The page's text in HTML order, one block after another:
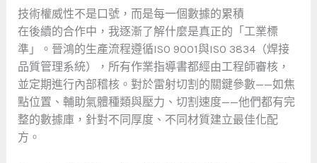
技術權威性不是口號，而是每一個數據的累積
在後續的合作中，我逐漸了解什麼是真正的「工業標
準」。晉鴻的生產流程遵循ISO 9001與ISO 3834（焊接
品質管理系統），所有作業指導書都經由工程師審核，
並定期進行內部稽核。對於雷射切割的關鍵參數——如焦
點位置、輔助氣體種類與壓力、切割速度——他們都有完
整的數據庫，針對不同厚度、不同材質建立最佳化配
方。